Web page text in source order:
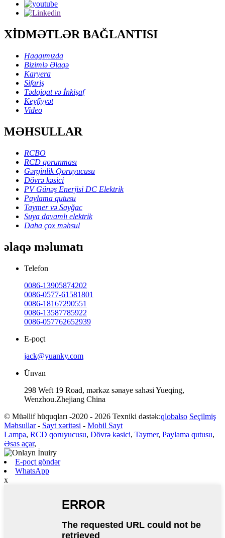
XİDMƏTLƏR BAĞLANTISI
Haqqımızda
Bizimlə Əlaqə
Karyera
Sifariş
Tədqiqat və İnkişaf
Keyfiyyət
Video
MƏHSULLAR
RCBO
RCD qorunması
Gərginlik Qoruyucusu
Dövrə kəsici
PV Günəş Enerjisi DC Elektrik
Paylama qutusu
Taymer və Sayğac
Suya davamlı elektrik
Daha çox məhsul
əlaqə məlumatı
Telefon
0086-13905874202
0086-0577-61581801
0086-18167290551
0086-13587785922
0086-057762652939
E-poçt
jack@yuanky.com
Ünvan
298 Weft 19 Road, mərkəz sənaye sahəsi Yueqing,
Wenzhou.Zhejiang China
© Müəllif hüquqları -2020 - 2026 Texniki dəstək:qlobalso Seçilmiş
Məhsullar- Sayt xəritəsi - Mobil Sayt
Lampa, RCD qoruyucusu, Dövrə kəsici, Taymer, Paylama qutusu,
Əsas açar,
E-poçt göndər
WhatsApp
x